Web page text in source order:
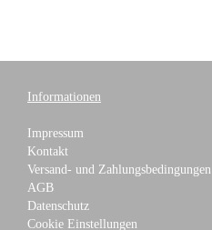
Informationen
Impressum
Kontakt
Versand- und Zahlungsbedingungen
AGB
Datenschutz
Cookie Einstellungen